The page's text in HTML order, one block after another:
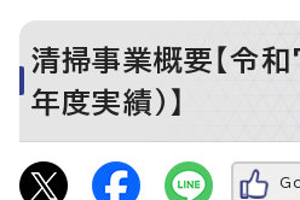
清掃事業概要【令
年度実績）】